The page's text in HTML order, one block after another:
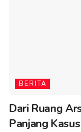
BERITA
Dari Ruang
Panjang